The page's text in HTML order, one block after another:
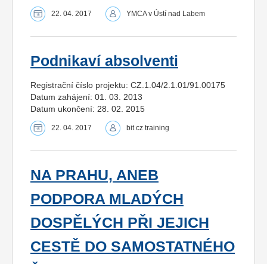
22. 04. 2017 YMCA v Ústí nad Labem
Podnikaví absolventi
Registrační číslo projektu: CZ.1.04/2.1.01/91.00175
Datum zahájení: 01. 03. 2013
Datum ukončení: 28. 02. 2015
22. 04. 2017 bit cz training
NA PRAHU, ANEB
PODPORA MLADÝCH
DOSPĚLÝCH PŘI JEJICH
CESTĚ DO SAMOSTATNÉHO